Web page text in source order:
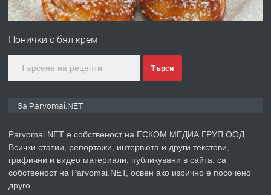
ПРЕДЛАГА
Монтажник на малки детайли за
преди 1 година
ПРЕДЛАГА
Продавам апартамент - гр.
Понички с бял крем
Търси
За Parvomai.NET
Parvomai.NET е собственост на ЕСКОМ МЕДИА ГРУП ООД.
Всички статии, репортажи, интервюта и други текстови,
графични и видео материали, публикувани в сайта, са
собственост на Parvomai.NET, освен ако изрично е посочено
друго.